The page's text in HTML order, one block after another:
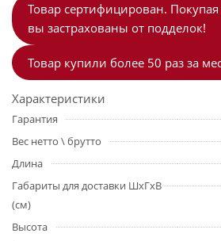
Товар сертифицирован. Покупая
вы застрахованы от подделок!
Товар купили более 50 раз за
Характеристики
Гарантия
Вес нетто \ брутто
Длина
Габариты для доставки ШхГхВ
(см)
Высота